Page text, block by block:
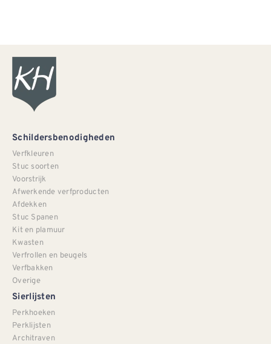
Schildersbenodigheden
Verfkleuren
Stuc soorten
Voorstrijk
Afwerkende verfproducten
Afdekken
Stuc Spanen
Kit en plamuur
Kwasten
Verfrollen en beugels
Verfbakken
Overige
Sierlijsten
Perkhoeken
Perklijsten
Architraven